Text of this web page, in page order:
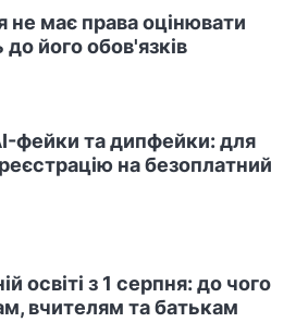
не має права оцінювати
його обов'язків
фейки та дипфейки: для
на безоплатний
освіті з 1 серпня: до чого
вчителям та батькам